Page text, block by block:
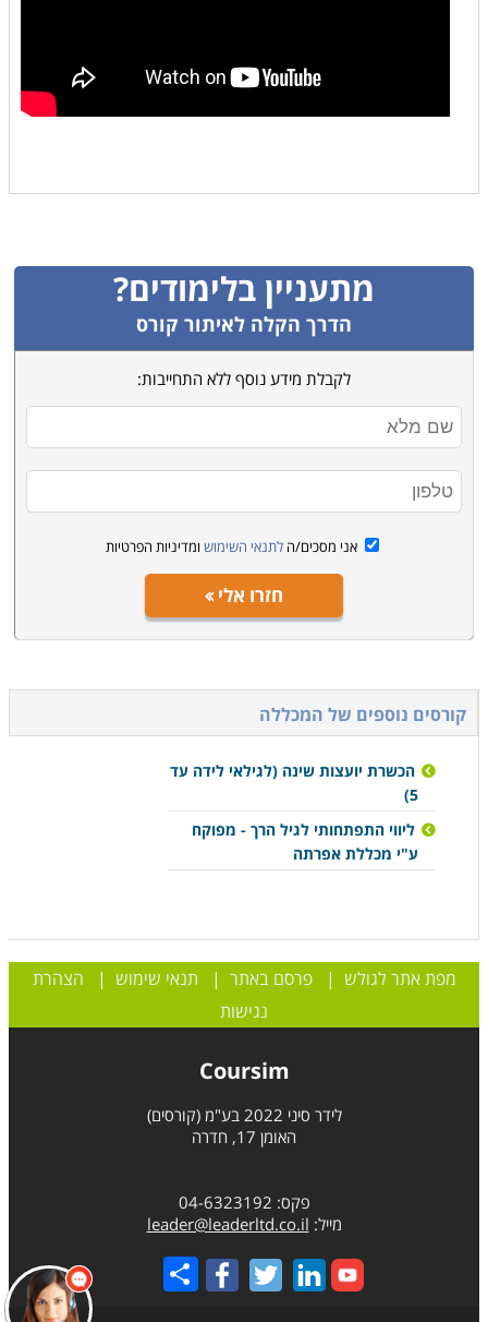
מתעניין בלימודים?
הדרך הקלה לאיתור קורס
לקבלת מידע נוסף ללא התחייבות:
אני מסכים/ה לתנאי השימוש ומדיניות הפרטיות
חזרו אלי
קורסים נוספים של המכללה
הכשרת יועצות שינה (לגילאי לידה עד
5)
ליווי התפתחותי לגיל הרך - מפוקח
ע"י מכללת אפרתה
מפת אתר לגולש |פרסם באתר | תנאי שימוש | הצהרת
נגישות
Coursim
לידר סיני 2022 בע"מ (קורסים)
האומן 17, חדרה
פקס: 04-6323192
מייל: leader@leaderltd.co.il
Share